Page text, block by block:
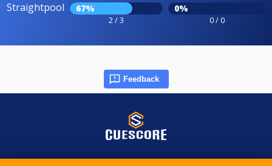
Straightpool 67%
2 / 3
0%
0 / 0
Feedback